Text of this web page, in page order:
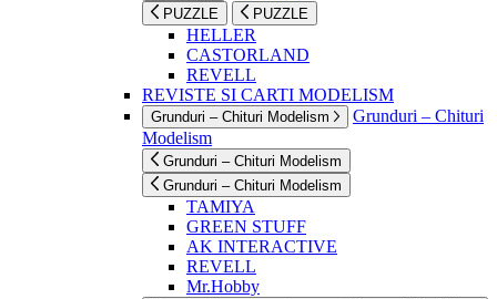
PUZZLE PUZZLE
HELLER
CASTORLAND
REVELL
REVISTE SI CARTI MODELISM
Grunduri – Chituri Modelism
Grunduri – Chituri
Modelism
Grunduri – Chituri Modelism
Grunduri – Chituri Modelism
TAMIYA
GREEN STUFF
AK INTERACTIVE
REVELL
Mr.Hobby